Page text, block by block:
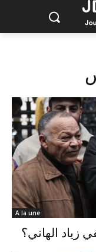
A la une
زياد الهاني؟